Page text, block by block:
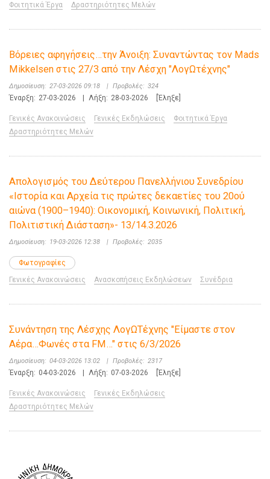
Φοιτητικά Έργα
Δραστηριότητες Μελών
Βόρειες αφηγήσεις…την Άνοιξη: Συναντώντας τον Mads
Mikkelsen στις 27/3 από την Λέσχη "ΛογΩτέχνης"
Δημοσίευση: 27-03-2026 09:18 | Προβολές: 324
Έναρξη: 27-03-2026 Λήξη: 28-03-2026 [Έληξε]
Γενικές Ανακοινώσεις Γενικές Εκδηλώσεις
Φοιτητικά Έργα
Δραστηριότητες Μελών
Απολογισμός του Δεύτερου Πανελλήνιου Συνεδρίου
«Ιστορία και Αρχεία τις πρώτες δεκαετίες του 20ού
αιώνα (1900–1940): Οικονομική, Κοινωνική, Πολιτική,
Πολιτιστική Διάσταση»- 13/14.3.2026
Δημοσίευση: 19-03-2026 12:38 | Προβολές: 2035
Φωτογραφίες
Γενικές Ανακοινώσεις
Ανασκοπήσεις Εκδηλώσεων Συνέδρια
Συνάντηση της Λέσχης ΛογΩΤέχνης "Είμαστε στον
Αέρα…Φωνές στα FM…" στις 6/3/2026
Δημοσίευση: 04-03-2026 13:02 | Προβολές: 2317
Έναρξη: 04-03-2026 Λήξη: 07-03-2026 [Έληξε]
Γενικές Ανακοινώσεις
Γενικές Εκδηλώσεις
Δραστηριότητες Μελών